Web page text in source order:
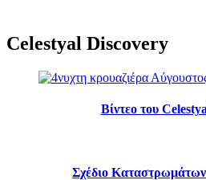
Celestyal Discovery
Βίντεο του
Σχέδιο